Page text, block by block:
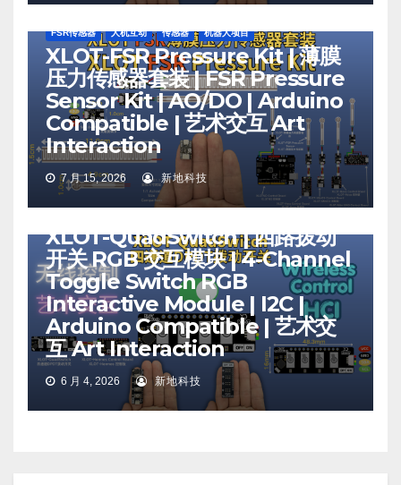
FSR传感器 人机互动 传感器 机器人项目
XLOT-FSR Pressure Kit | 薄膜
压力传感器套装 | FSR Pressure
Sensor Kit | AO/DO | Arduino
Compatible | 艺术交互 Art
Interaction
7 月 15, 2026 新地科技
XLOT-QuadSwitch | 四路拨动
开关 RGB 交互模块 | 4-Channel
Toggle Switch RGB
Interactive Module | I2C |
Arduino Compatible | 艺术交
互 Art Interaction
6 月 4, 2026 新地科技